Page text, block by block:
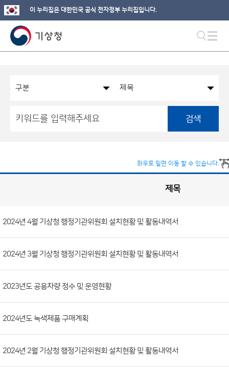
이 누리집은 대한민국 공식 전자정부 누리집입니다.
검색
좌우로 밀면 이동 할 수 있습니다.
공
개
정
보
목
록
류,
첨
부
제목
2024년 4월 기상청 행정기관위원회 설치현황 및 활동내역서
2024년 3월 기상청 행정기관위원회 설치현황 및 활동내역서
2023년도 공용차량 정수 및 운영현황
2024년도 녹색제품 구매계획
2024년 2월 기상청 행정기관위원회 설치현황 및 활동내역서